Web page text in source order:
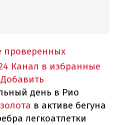
проверенных
Канал в избранные
Добавить
день в Рио
в активе бегуна
легкоатлетки